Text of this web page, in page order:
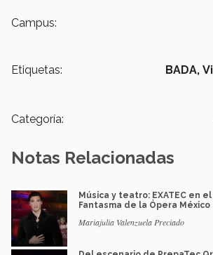
Campus:
Etiquetas: BADA,
Categoría:
Notas Relacionadas
Música y teatro: EXATEC en
Fantasma de la Ópera México
Mariajulia Valenzuela Preciado